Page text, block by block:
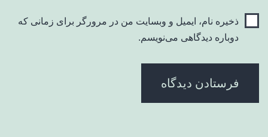
ذخیره نام، ایمیل و وبسایت من در مرورگر برای زمانی که
دوباره دیدگاهی می‌نویسم.